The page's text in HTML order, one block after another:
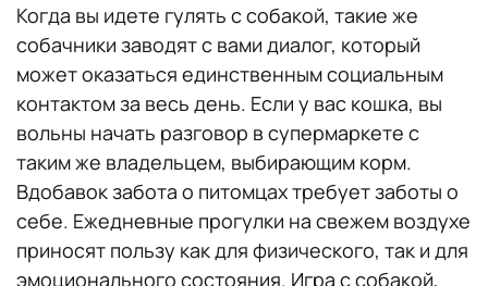
Когда вы идете гулять с собакой, такие же
собачники заводят с вами диалог, который
может оказаться единственным социальным
контактом за весь день. Если у вас кошка, вы
вольны начать разговор в супермаркете с
таким же владельцем, выбирающим корм.
Вдобавок забота о питомцах требует заботы о
себе. Ежедневные прогулки на свежем воздухе
приносят пользу как для физического, так и для
эмоционального состояния. Игра с собакой,